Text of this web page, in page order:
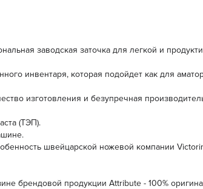
заводская заточка для легкой и
инвентаря, которая подойдет как для
изготовления и безупречная
(ТЭП).
швейцарской ножевой компании
брендовой продукции Аttribute - 100%